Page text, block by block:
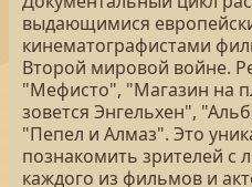
выдающимися
кинематографистами
Второй мировой войне.
"Мефисто", "Магазин на
зовется Энгельхен",
"Пепел и Алмаз". Это
познакомить зрителей с
каждого из фильмов и